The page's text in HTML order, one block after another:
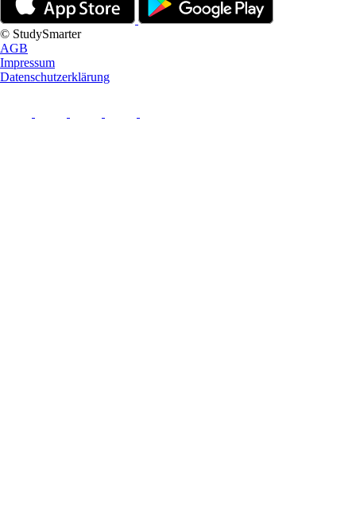
© StudySmarter
AGB
Impressum
Datenschutzerklärung